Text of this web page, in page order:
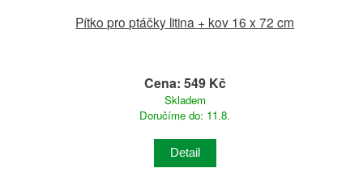
Pítko pro ptáčky litina + kov 16 x 72 cm
Cena: 549 Kč
Skladem
Doručíme do: 11.8.
Detail